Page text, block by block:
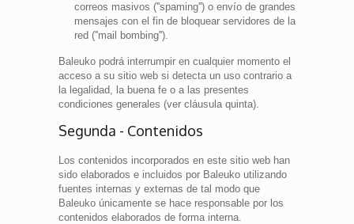
correos masivos (''spaming'') o envío de grandes
mensajes con el fin de bloquear servidores de la
red (''mail bombing'').
Baleuko podrá interrumpir en cualquier momento el
acceso a su sitio web si detecta un uso contrario a
la legalidad, la buena fe o a las presentes
condiciones generales (ver cláusula quinta).
Segunda - Contenidos
Los contenidos incorporados en este sitio web han
sido elaborados e incluidos por Baleuko utilizando
fuentes internas y externas de tal modo que
Baleuko únicamente se hace responsable por los
contenidos elaborados de forma interna.